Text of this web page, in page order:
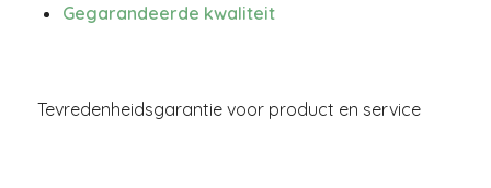
Gegarandeerde kwaliteit
Tevredenheidsgarantie voor product en service